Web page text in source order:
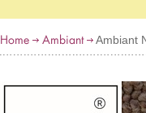
Home Ambiant Ambiant